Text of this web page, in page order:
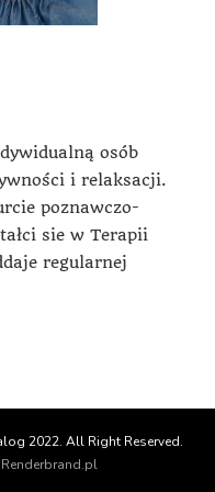
osób
i relaksacji.
poznawczo-
sie w Terapii
regularnej
2022. All Right Reserved.
Renderbrand.pl